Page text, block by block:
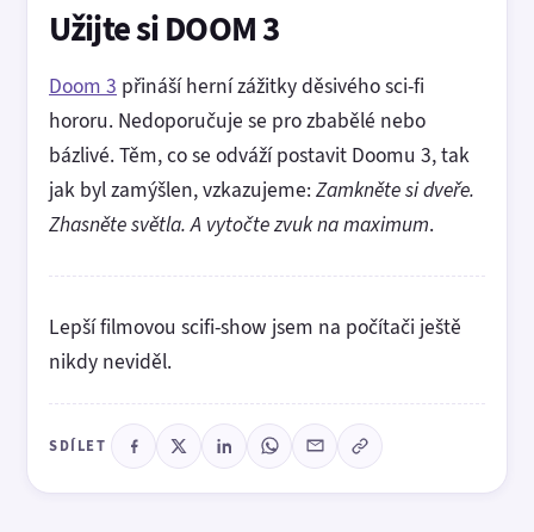
Užijte si DOOM 3
Doom 3 přináší herní zážitky děsivého sci-fi
hororu. Nedoporučuje se pro zbabělé nebo
bázlivé. Těm, co se odváží postavit Doomu 3, tak
jak byl zamýšlen, vzkazujeme:Zamkněte si dveře.
Zhasněte světla. A vytočte zvuk na maximum.
Lepší filmovou scifi-show jsem na počítači ještě
nikdy neviděl.
SDÍLET